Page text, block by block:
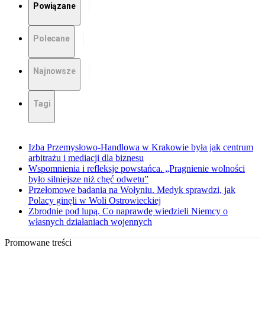
Powiązane
Polecane
Najnowsze
Tagi
Izba Przemysłowo-Handlowa w Krakowie była jak centrum
arbitrażu i mediacji dla biznesu
Wspomnienia i refleksje powstańca. „Pragnienie wolności
było silniejsze niż chęć odwetu”
Przełomowe badania na Wołyniu. Medyk sprawdzi, jak
Polacy ginęli w Woli Ostrowieckiej
Zbrodnie pod lupą. Co naprawdę wiedzieli Niemcy o
własnych działaniach wojennych
Promowane treści